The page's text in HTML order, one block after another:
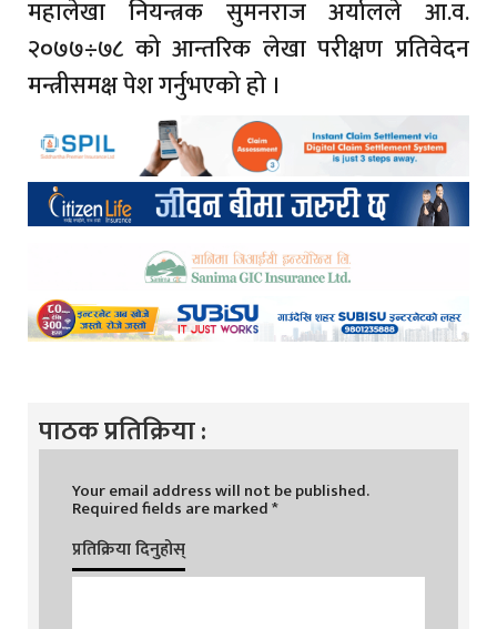
महालेखा नियन्त्रक सुमनराज अर्यालले आ.व.
२०७७÷७८ को आन्तरिक लेखा परीक्षण प्रतिवेदन
मन्त्रीसमक्ष पेश गर्नुभएको हो ।
पाठक प्रतिक्रिया :
Your email address will not be published.
Required fields are marked*
प्रतिक्रिया दिनुहोस्